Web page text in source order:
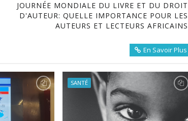
JOURNÉE MONDIALE DU LIVRE ET DU DROIT
D'AUTEUR: QUELLE IMPORTANCE POUR LES
AUTEURS ET LECTEURS AFRICAINS
En Savoir Plus
SANTÉ